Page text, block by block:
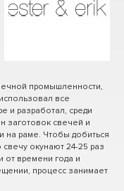
промышленности,
все
и разработал, среди
заготовок свечей и
на раме. Чтобы добиться
окунают 24-25 раз
от времени года и
процесс занимает